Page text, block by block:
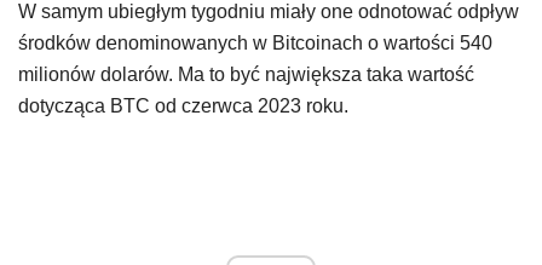
W samym ubiegłym tygodniu miały one odnotować odpływ
środków denominowanych w Bitcoinach o wartości 540
milionów dolarów. Ma to być największa taka wartość
dotycząca BTC od czerwca 2023 roku.